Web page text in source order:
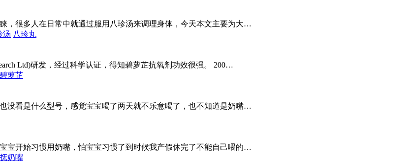
，很多人在日常中就通过服用八珍汤来调理身体，今天本文主要为大…
汤 八珍丸
Ltd)研发，经过科学认证，得知碧萝芷抗氧剂功效很强。 200…
碧萝芷
没看是什么型号，感觉宝宝喝了两天就不乐意喝了，也不知道是奶嘴…
宝开始习惯用奶嘴，怕宝宝习惯了到时候我产假休完了不能自己喂的…
奶嘴